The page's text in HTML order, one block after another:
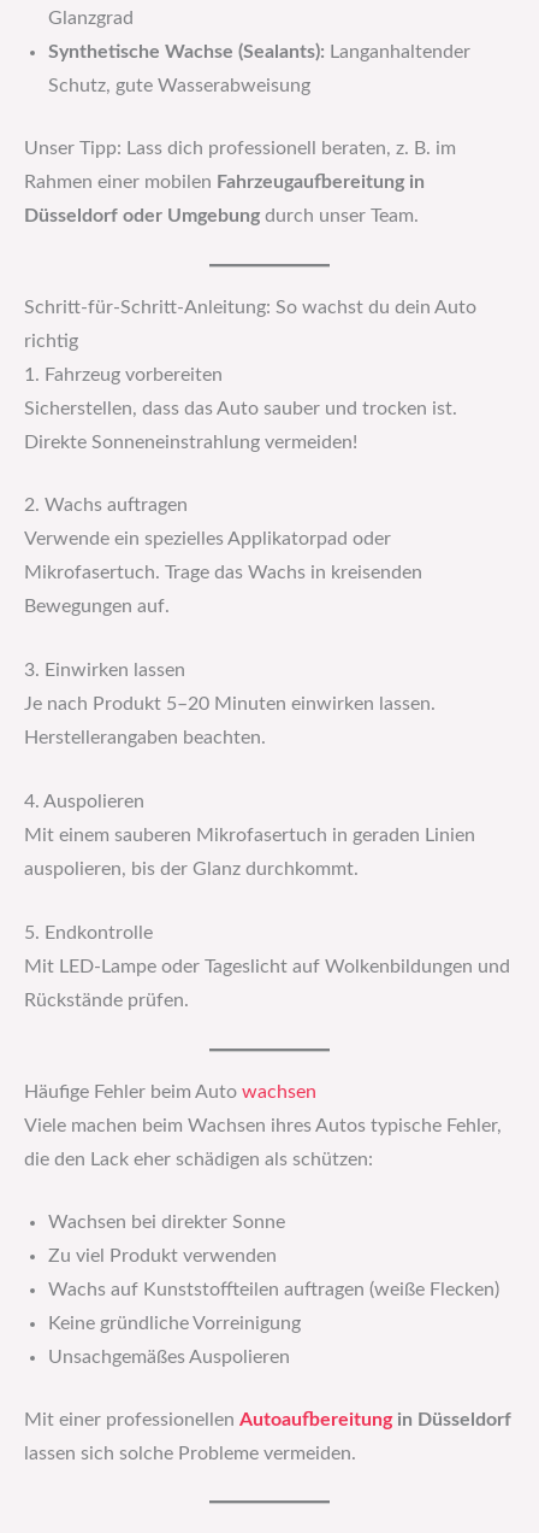
Glanzgrad
Synthetische Wachse (Sealants): Langanhaltender
Schutz, gute Wasserabweisung
Unser Tipp: Lass dich professionell beraten, z. B. im
Rahmen einer mobilen Fahrzeugaufbereitung in
Düsseldorf oder Umgebung durch unser Team.
Schritt-für-Schritt-Anleitung: So wachst du dein Auto
richtig
1. Fahrzeug vorbereiten
Sicherstellen, dass das Auto sauber und trocken ist.
Direkte Sonneneinstrahlung vermeiden!
2. Wachs auftragen
Verwende ein spezielles Applikatorpad oder
Mikrofasertuch. Trage das Wachs in kreisenden
Bewegungen auf.
3. Einwirken lassen
Je nach Produkt 5–20 Minuten einwirken lassen.
Herstellerangaben beachten.
4. Auspolieren
Mit einem sauberen Mikrofasertuch in geraden Linien
auspolieren, bis der Glanz durchkommt.
5. Endkontrolle
Mit LED-Lampe oder Tageslicht auf Wolkenbildungen und
Rückstände prüfen.
Häufige Fehler beim Auto wachsen
Viele machen beim Wachsen ihres Autos typische Fehler,
die den Lack eher schädigen als schützen:
Wachsen bei direkter Sonne
Zu viel Produkt verwenden
Wachs auf Kunststoffteilen auftragen (weiße Flecken)
Keine gründliche Vorreinigung
Unsachgemäßes Auspolieren
Mit einer professionellen Autoaufbereitungin Düsseldorf
lassen sich solche Probleme vermeiden.